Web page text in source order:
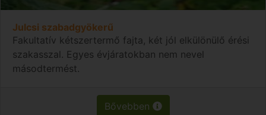
Julcsi szabadgyökerű
Fakultatív kétszertermő fajta, két jól elkülönülő érési
szakasszal. Egyes évjáratokban nem nevel
másodtermést.
Bővebben